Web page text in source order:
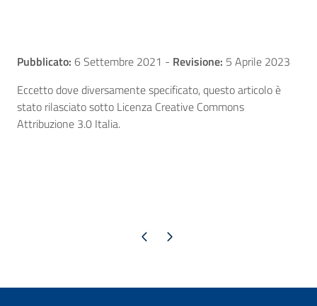
Pubblicato: 6 Settembre 2021 - Revisione: 5 Aprile 2023
Eccetto dove diversamente specificato, questo articolo è
stato rilasciato sotto Licenza Creative Commons
Attribuzione 3.0 Italia.
Pagina precedente
Pagina successiva